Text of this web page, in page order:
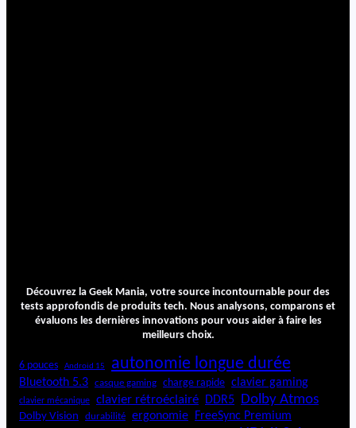
Découvrez la Geek Mania, votre source incontournable pour des
tests approfondis de produits tech. Nous analysons, comparons et
évaluons les dernières innovations pour vous aider à faire les
meilleurs choix.
6 pouces Android 15 autonomie longue durée
Bluetooth 5.3 casque gaming charge rapide clavier gaming
clavier mécanique clavier rétroéclairé DDR5 Dolby Atmos
Dolby Vision durabilité ergonomie FreeSync Premium